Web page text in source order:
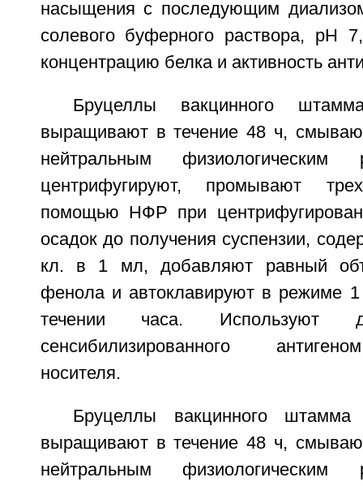
насыщения с последующим
солевого буферного раствора, рН
концентрацию белка и активность
Бруцеллы вакцинного
выращивают в течение 48 ч,
нейтральным
центрифугируют, промывают
помощью НФР при
осадок до получения суспензии,
кл. в 1 мл, добавляют равный
фенола и автоклавируют в режиме
течении часа. Используют
сенсибилизированного
носителя.
Бруцеллы вакцинного
выращивают в течение 48 ч,
нейтральным